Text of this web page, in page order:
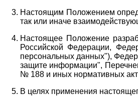
Настоящим Положением
так или иначе
Настоящее Положение
Российской Федерации,
персональных данных"),
защите информации",
№ 188 и иных нормативных
В целях применения